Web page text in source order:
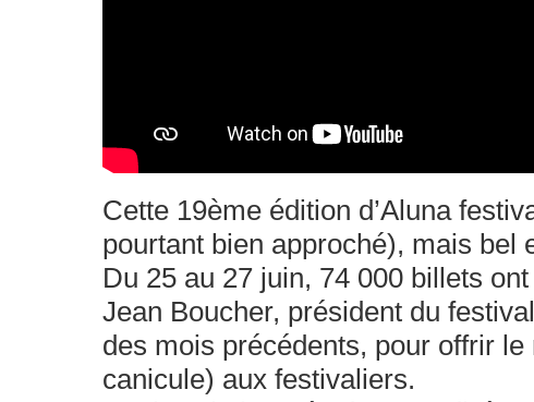
Cette 19ème édition d’Aluna
pourtant bien approché), mais bel
Du 25 au 27 juin, 74 000 billets
Jean Boucher, président du
des mois précédents, pour offrir
canicule) aux festivaliers.